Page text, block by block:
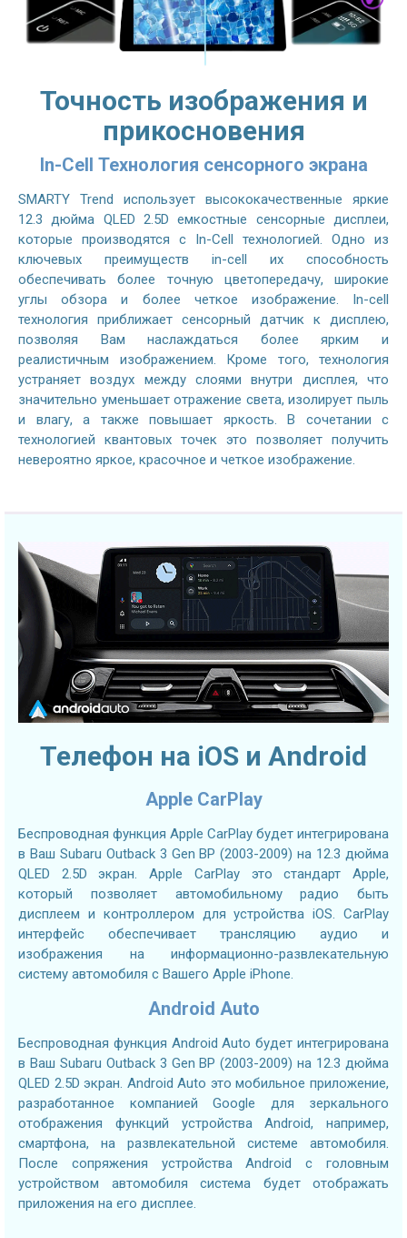
Точность изображения и
прикосновения
In-Cell Технология сенсорного экрана
SMARTY Trend использует высококачественные яркие
12.3 дюйма QLED 2.5D емкостные сенсорные дисплеи,
которые производятся с In-Cell технологией. Одно из
ключевых преимуществ in-cell их способность
обеспечивать более точную цветопередачу, широкие
углы обзора и более четкое изображение. In-cell
технология приближает сенсорный датчик к дисплею,
позволяя Вам наслаждаться более ярким и
реалистичным изображением. Кроме того, технология
устраняет воздух между слоями внутри дисплея, что
значительно уменьшает отражение света, изолирует пыль
и влагу, а также повышает яркость. В сочетании с
технологией квантовых точек это позволяет получить
невероятно яркое, красочное и четкое изображение.
Телефон на iOS и Android
Apple CarPlay
Беспроводная функция Apple CarPlay будет интегрирована
в Ваш Subaru Outback 3 Gen BP (2003-2009) на 12.3 дюйма
QLED 2.5D экран. Apple CarPlay это стандарт Apple,
который позволяет автомобильному радио быть
дисплеем и контроллером для устройства iOS. CarPlay
интерфейс обеспечивает трансляцию аудио и
изображения на информационно-развлекательную
систему автомобиля с Вашего Apple iPhone.
Android Auto
Беспроводная функция Android Auto будет интегрирована
в Ваш Subaru Outback 3 Gen BP (2003-2009) на 12.3 дюйма
QLED 2.5D экран. Android Auto это мобильное приложение,
разработанное компанией Google для зеркального
отображения функций устройства Android, например,
смартфона, на развлекательной системе автомобиля.
После сопряжения устройства Android с головным
устройством автомобиля система будет отображать
приложения на его дисплее.